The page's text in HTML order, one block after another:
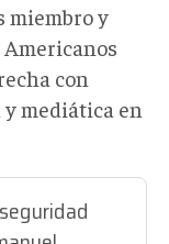
miembro y
con
mediática en